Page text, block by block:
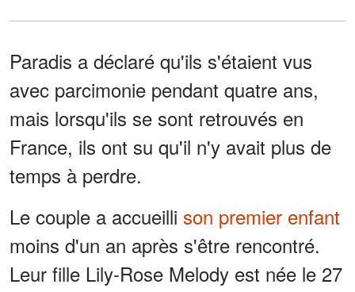
Paradis a déclaré qu'ils s'étaient vus
avec parcimonie pendant quatre ans,
mais lorsqu'ils se sont retrouvés en
France, ils ont su qu'il n'y avait plus de
temps à perdre.
Le couple a accueilli son premier enfant
moins d'un an après s'être rencontré.
Leur fille Lily-Rose Melody est née le 27